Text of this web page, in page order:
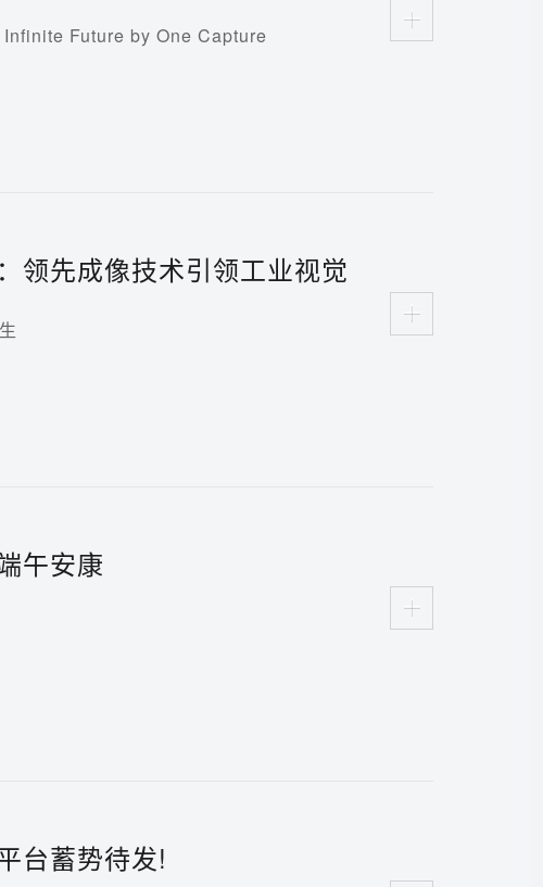
Infinite Future by One Capture
领先成像技术引领工业视觉
午安康
台蓄势待发!